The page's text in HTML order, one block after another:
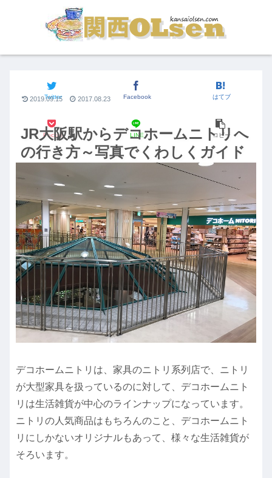
JR大阪駅からデコホームニトリへ
の行き方～写真でくわしくガイド
Twitter Facebook はてブ
Pocket LINE コピー
2019.09.15 2017.08.23
デコホームニトリは、家具のニトリ系列店で、ニトリ
が大型家具を扱っているのに対して、デコホームニト
リは生活雑貨が中心のラインナップになっています。
ニトリの人気商品はもちろんのこと、デコホームニト
リにしかないオリジナルもあって、様々な生活雑貨が
そろいます。